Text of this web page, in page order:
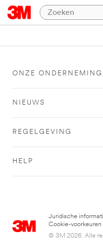
ONZE ONDERNEMING
NIEUWS
REGELGEVING
HELP
Juridische
Cookie-voorkeuren
© 3M 2026. Alle